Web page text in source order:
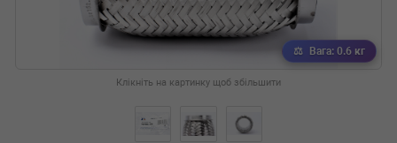
Вага: 0.6 кг
Клікніть на картинку щоб збільшити